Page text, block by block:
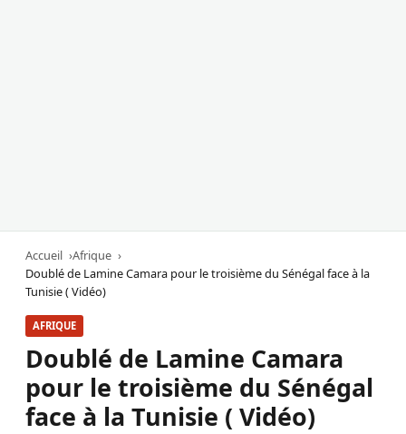
Accueil
Afrique
Doublé de Lamine Camara pour le troisième du Sénégal face à la
Tunisie ( Vidéo)
AFRIQUE
Doublé de Lamine Camara
pour le troisième du Sénégal
face à la Tunisie ( Vidéo)